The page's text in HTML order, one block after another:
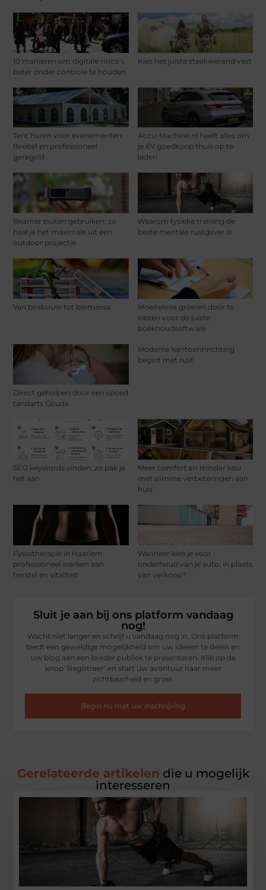
10 manieren om digitale risico’s
beter onder controle te houden
Kies het juiste steekwerend vest
Tent huren voor evenementen:
flexibel en professioneel
geregeld
Accu-Machine.nl heeft alles om
je EV goedkoop thuis op te
laden
Beamer buiten gebruiken: zo
haal je het maximale uit een
outdoor projectie
Waarom fysieke training de
beste mentale rustgever is
Van bosbouw tot biomassa
Moeiteloos groeien door te
kiezen voor de juiste
boekhoudsoftware
Direct geholpen door een spoed
tandarts Gouda
Moderne kantoorinrichting
begint met rust
SEO keywords vinden: zo pak je
het aan
Meer comfort en minder kou
met slimme verbeteringen aan
huis
Fysiotherapie in Haarlem:
professioneel werken aan
herstel en vitaliteit
Wanneer kies je voor
onderhoud van je auto, in plaats
van verkoop?
Sluit je aan bij ons platform vandaag
nog!
Wacht niet langer en schrijf u vandaag nog in. Ons platform
biedt een geweldige mogelijkheid om uw ideeën te delen en
uw blog aan een breder publiek te presenteren. Klik op de
knop ‘Registreer’ en start uw avontuur naar meer
zichtbaarheid en groei.
Begin nu met uw inschrijving
Gerelateerde artikelen die u mogelijk
interesseren